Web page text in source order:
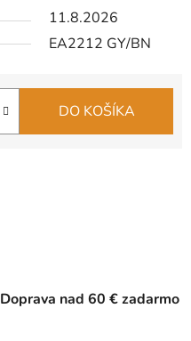
11.8.2026
EA2212 GY/BN
DO KOŠÍKA
Doprava nad 60 € zadarmo